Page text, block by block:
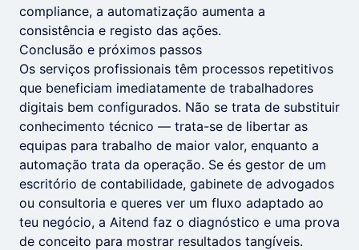
compliance, a automatização aumenta a
consistência e registo das ações.
Conclusão e próximos passos
Os serviços profissionais têm processos repetitivos
que beneficiam imediatamente de trabalhadores
digitais bem configurados. Não se trata de substituir
conhecimento técnico — trata-se de libertar as
equipas para trabalho de maior valor, enquanto a
automação trata da operação. Se és gestor de um
escritório de contabilidade, gabinete de advogados
ou consultoria e queres ver um fluxo adaptado ao
teu negócio, a Aitend faz o diagnóstico e uma prova
de conceito para mostrar resultados tangíveis.